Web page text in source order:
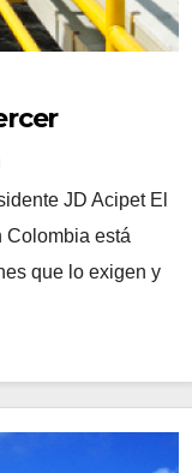
JD Acipet El
Colombia está
que lo exigen y